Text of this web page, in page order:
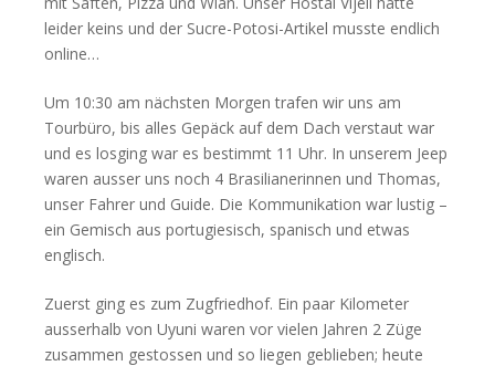
leider keins und der Sucre-Potosi-Artikel musste endlich
online…
Um 10:30 am nächsten Morgen trafen wir uns am
Tourbüro, bis alles Gepäck auf dem Dach verstaut war
und es losging war es bestimmt 11 Uhr. In unserem Jeep
waren ausser uns noch 4 Brasilianerinnen und Thomas,
unser Fahrer und Guide. Die Kommunikation war lustig –
ein Gemisch aus portugiesisch, spanisch und etwas
englisch.
Zuerst ging es zum Zugfriedhof. Ein paar Kilometer
ausserhalb von Uyuni waren vor vielen Jahren 2 Züge
zusammen gestossen und so liegen geblieben; heute